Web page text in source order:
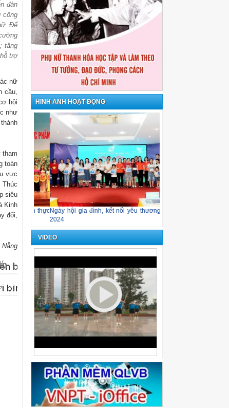
đàn
công
Để
tăng
trợ
nữ
cầu,
hội
như
tham
toàn
vực
Thúc
siêu
Kinh
đổi,
Nẵng
HÌNH ẢNH HOẠT ĐỘNG
toàn thựcNgày hội gia đình, kết nối yêu thương năm“Hướng dương đón
VIDEO